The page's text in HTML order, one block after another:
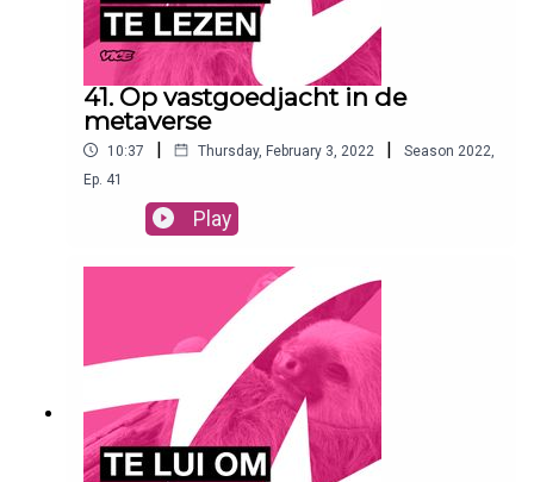
41. Op vastgoedjacht in de
metaverse
10:37 | Thursday, February 3, 2022 | Season 2022
Ep. 41
Play